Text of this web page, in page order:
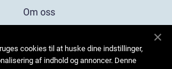
Om oss
Kontakta oss
cookies til at huske dine indstillinger,
af indhold og annoncer. Denne